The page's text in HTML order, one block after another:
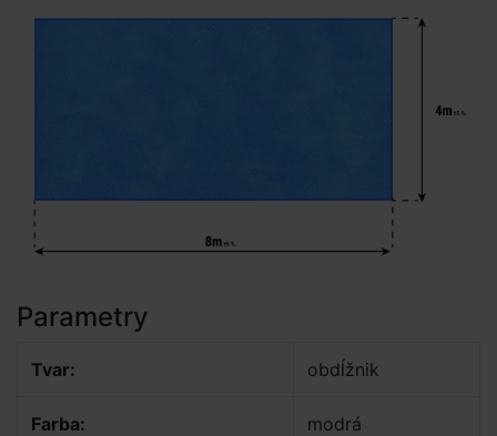
Parametry
Tvar: obdĺžnik
Farba: modrá